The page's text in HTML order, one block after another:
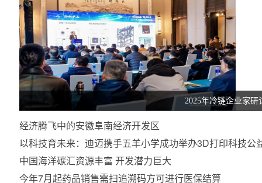
2025年冷链企业家
经济腾飞中的安徽阜南经济开发区
以科技育未来：迪迈携手五羊小学成功举办3D打印科技公
中国海洋碳汇资源丰富 开发潜力巨大
今年7月起药品销售需扫追溯码方可进行医保结算